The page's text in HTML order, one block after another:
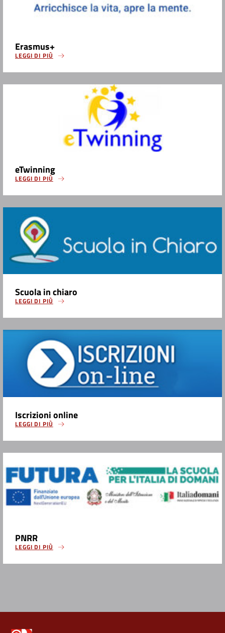
Erasmus+
LEGGI DI PIÙ
eTwinning
LEGGI DI PIÙ
Scuola in chiaro
LEGGI DI PIÙ
Iscrizioni online
LEGGI DI PIÙ
PNRR
LEGGI DI PIÙ